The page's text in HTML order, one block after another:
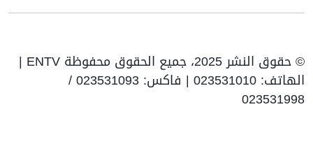
© حقوق النشر 2025، جميع الحقوق محفوظة ENTV |
الهاتف: 023531010 | فاكس: 023531093 /
023531998